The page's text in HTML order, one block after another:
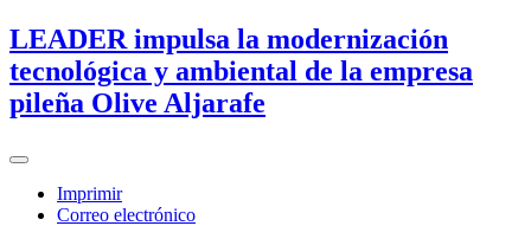
LEADER impulsa la modernización
tecnológica y ambiental de la empresa
pileña Olive Aljarafe
Imprimir
Correo electrónico